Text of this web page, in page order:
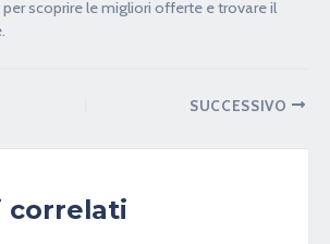
per scoprire le migliori offerte e trovare il
SUCCESSIVO
correlati